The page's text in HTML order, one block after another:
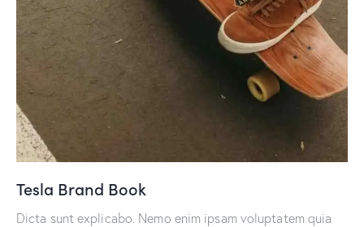
Tesla Brand Book
Dicta sunt explicabo. Nemo enim ipsam voluptatem quia